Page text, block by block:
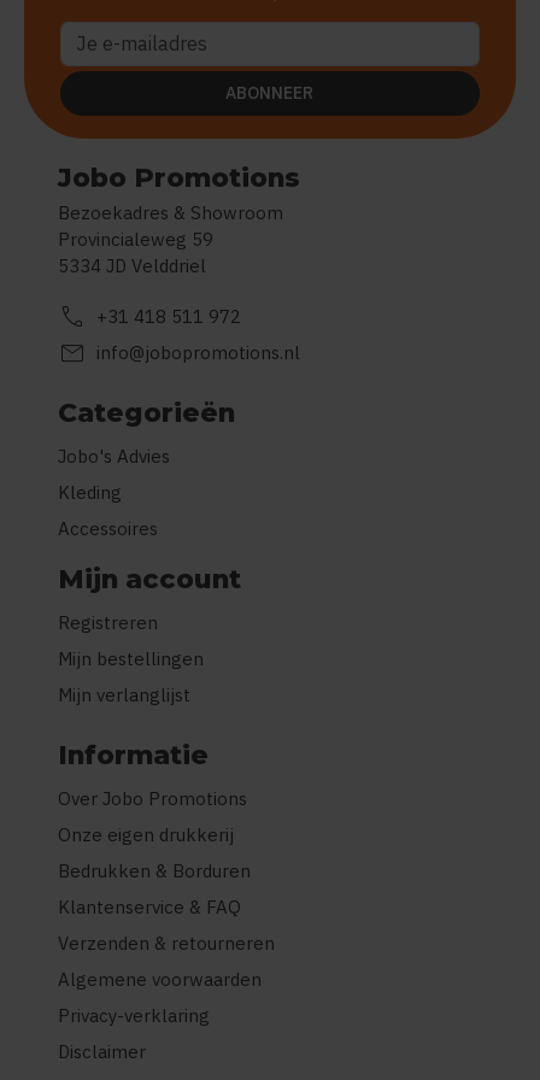
Jobo Promotions
Bezoekadres & Showroom
Provincialeweg 59
5334 JD Velddriel
call +31 418 511 972
mail info@jobopromotions.nl
Categorieën
Jobo's Advies
Kleding
Accessoires
Mijn account
Registreren
Mijn bestellingen
Mijn verlanglijst
Informatie
Over Jobo Promotions
Onze eigen drukkerij
Bedrukken & Borduren
Klantenservice & FAQ
Verzenden & retourneren
Algemene voorwaarden
Privacy-verklaring
Disclaimer
ABONNEER